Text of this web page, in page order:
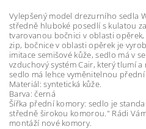
Vylepšený model drezurního sedla
středně hluboké posedlí s kulatou
tvarovanou bočnici v oblasti
zip, bočnice v oblasti opěrek je
imitace semišové kůže, sedlo má v
vzduchový systém Cair, který tlumí
sedlo má lehce vyměnitelnou
Materiál: syntetická kůže.
Barva: černá
Šířka přední komory: sedlo je
středně širokou komorou." Rádi
montáží nové komory.